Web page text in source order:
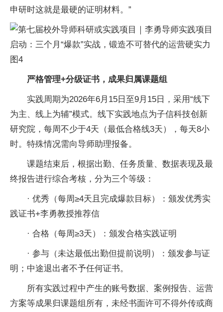
申研时这就是最硬的证明材料。”
严格管理+分级证书，成果归属课题组
实践周期为2026年6月15日至9月15日，采用“线下
为主、线上为辅”模式。线下实践地点为子信科技创新
研究院，每周不少于4天（最低合格线3天），每天8小
时。特殊情况需向导师助理报备。
课题结束后，根据出勤、任务质量、数据表现及最
终报告进行综合考核，分为三个等级：
· 优秀（每周≥4天且完成爆款目标）：颁发优秀实
践证书+李勇教授推荐信
· 合格（每周≥3天）：颁发合格实践证明
· 参与（未达最低出勤但提前说明）：颁发参与证
明；中途退出者不予任何证书。
所有实践过程中产生的账号数据、案例报告、运营
方案等成果归课题组所有，未经书面许可不得外传或商